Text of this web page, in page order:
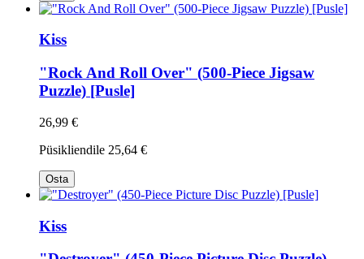
Kiss
"Rock And Roll Over" (500-Piece Jigsaw
Puzzle) [Pusle]
26,99 €
Püsikliendile 25,64 €
Osta
Kiss